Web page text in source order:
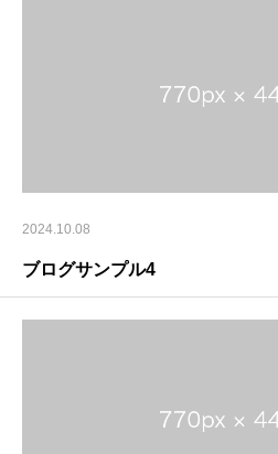
2024.10.08
ブログサンプル4